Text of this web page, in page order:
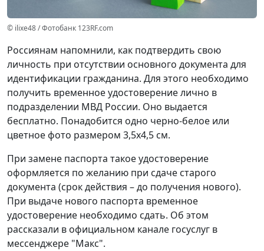
© ilixe48 / Фотобанк 123RF.com
Россиянам напомнили, как подтвердить свою
личность при отсутствии основного документа для
идентификации гражданина. Для этого необходимо
получить временное удостоверение лично в
подразделении МВД России. Оно выдается
бесплатно. Понадобится одно черно-белое или
цветное фото размером 3,5x4,5 см.
При замене паспорта такое удостоверение
оформляется по желанию при сдаче старого
документа (срок действия – до получения нового).
При выдаче нового паспорта временное
удостоверение необходимо сдать. Об этом
рассказали в официальном канале госуслуг в
мессенджере "Макс".